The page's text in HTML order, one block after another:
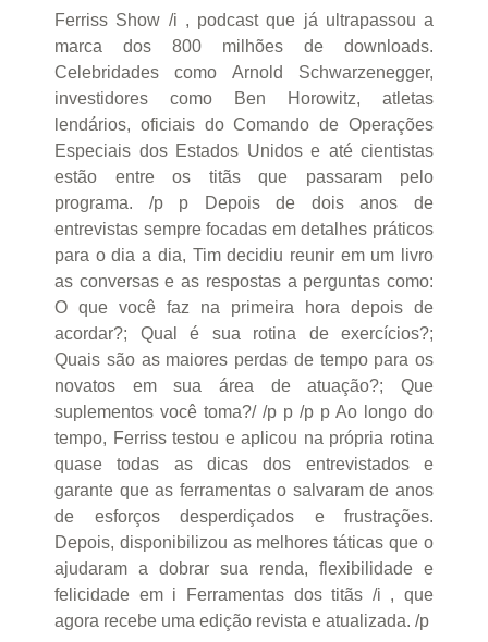
Ferriss Show /i , podcast que já ultrapassou a
marca dos 800 milhões de downloads.
Celebridades como Arnold Schwarzenegger,
investidores como Ben Horowitz, atletas
lendários, oficiais do Comando de Operações
Especiais dos Estados Unidos e até cientistas
estão entre os titãs que passaram pelo
programa. /p p Depois de dois anos de
entrevistas sempre focadas em detalhes práticos
para o dia a dia, Tim decidiu reunir em um livro
as conversas e as respostas a perguntas como:
O que você faz na primeira hora depois de
acordar?; Qual é sua rotina de exercícios?;
Quais são as maiores perdas de tempo para os
novatos em sua área de atuação?; Que
suplementos você toma?/ /p p /p p Ao longo do
tempo, Ferriss testou e aplicou na própria rotina
quase todas as dicas dos entrevistados e
garante que as ferramentas o salvaram de anos
de esforços desperdiçados e frustrações.
Depois, disponibilizou as melhores táticas que o
ajudaram a dobrar sua renda, flexibilidade e
felicidade em i Ferramentas dos titãs /i , que
agora recebe uma edição revista e atualizada. /p